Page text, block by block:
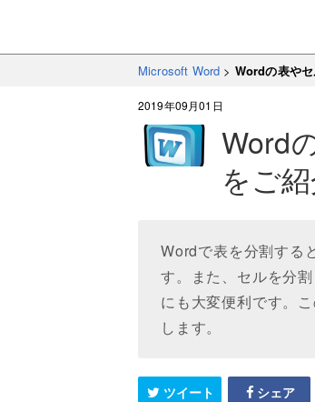
Microsoft Word > Wordの表や
2019年09月01日
Word
をご
Wordで表を分割する
す。また、セルを分
にも大変便利です。
します。
ツイート シェア